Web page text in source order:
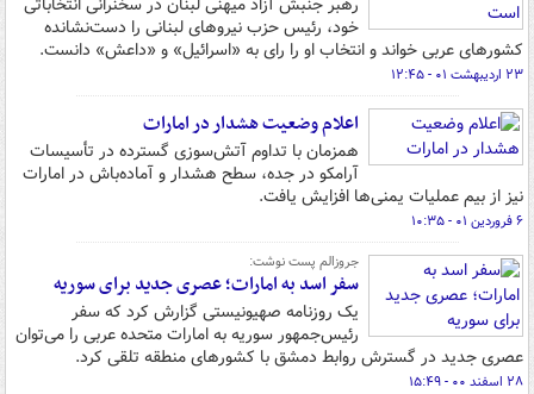
خود، رئیس حزب نیروهای لبنانی را دست‌نشانده
کشورهای عربی خواند و انتخاب او را رای به «اسرائیل» و «داعش» دانست.
۲۳ اردیبهشت ۰۱ - ۱۲:۴۵
اعلام وضعیت هشدار در امارات
همزمان با تداوم آتش‌سوزی گسترده در تأسیسات
آرامکو در جده، سطح هشدار و آماده‌باش در امارات
نیز از بیم عملیات یمنی‌ها افزایش یافت.
۶ فروردین ۰۱ - ۱۰:۳۵
جروزالم پست نوشت:
سفر اسد به امارات؛ عصری جدید برای سوریه
یک روزنامه صهیونیستی گزارش کرد که سفر
رئیس‌جمهور سوریه به امارات متحده عربی را می‌توان
عصری جدید در گسترش روابط دمشق با کشورهای منطقه تلقی کرد.
۲۸ اسفند ۰۰ - ۱۵:۴۹